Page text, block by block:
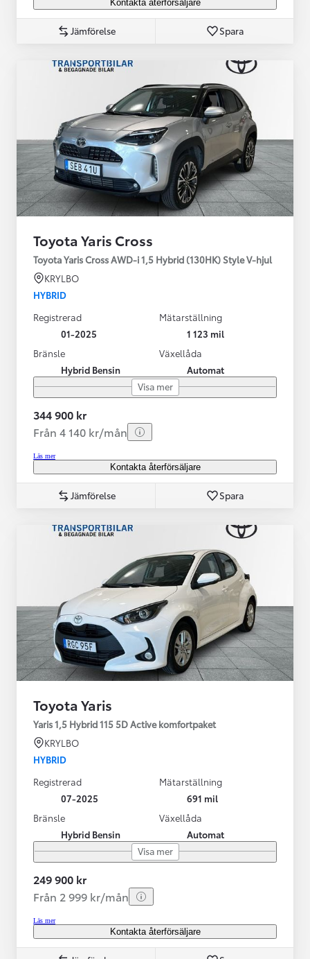
Kontakta återförsäljare
Jämförelse Spara
Toyota Yaris Cross
Toyota Yaris Cross AWD-i 1,5 Hybrid (130HK) Style V-hjul
KRYLBO
HYBRID
Registrerad
01-2025
Mätarställning
1 123 mil
Bränsle
Hybrid Bensin
Växellåda
Automat
Visa mer
344 900 kr
Från 4 140 kr/mån
Läs mer
Kontakta återförsäljare
Jämförelse Spara
Toyota Yaris
Yaris 1,5 Hybrid 115 5D Active komfortpaket
KRYLBO
HYBRID
Registrerad
07-2025
Mätarställning
691 mil
Bränsle
Hybrid Bensin
Växellåda
Automat
Visa mer
249 900 kr
Från 2 999 kr/mån
Läs mer
Kontakta återförsäljare